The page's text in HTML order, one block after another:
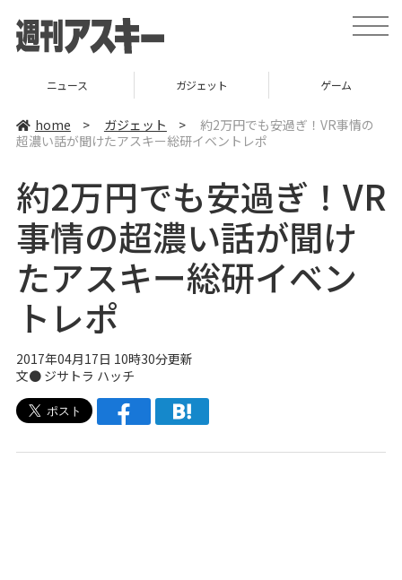
t
o
v
t
i
o
ニュース ガジェット ゲーム
home > ガジェット >
約2万円でも安過ぎ！VR事情の
超濃い話が聞けたアスキー総研イベントレポ
約2万円でも安過ぎ！VR
事情の超濃い話が聞け
たアスキー総研イベン
トレポ
2017年04月17日 10時30分更新
文● ジサトラ ハッチ